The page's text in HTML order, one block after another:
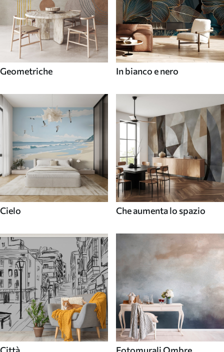
Geometriche In bianco e nero
Cielo Che aumenta lo spazio